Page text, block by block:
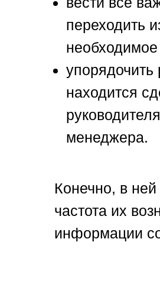
переходить
упорядочить
находится
менеджера.
Конечно, в
частота их
информации